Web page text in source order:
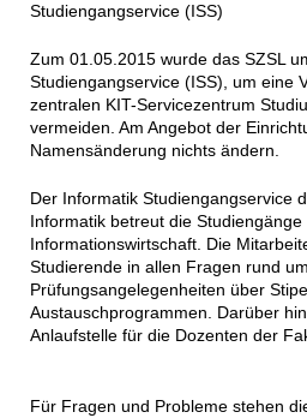
Studiengangservice (ISS)
Zum 01.05.2015 wurde das SZSL
Studiengangservice (ISS), um eine
zentralen KIT-Servicezentrum
vermeiden. Am Angebot der
Namensänderung nichts ändern.
Der Informatik Studiengangservice
Informatik betreut die
Informationswirtschaft. Die
Studierende in allen Fragen rund
Prüfungsangelegenheiten über
Austauschprogrammen. Darüber
Anlaufstelle für die Dozenten der
Für Fragen und Probleme stehen